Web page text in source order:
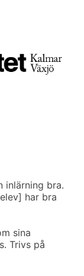
inlärning bra.
har bra
sina
Trivs på